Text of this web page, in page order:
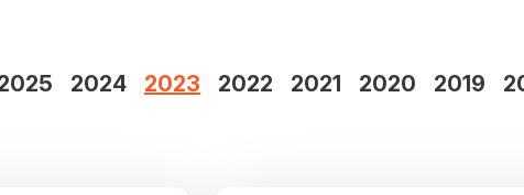
2024 2023 2022 2021 2020 2019